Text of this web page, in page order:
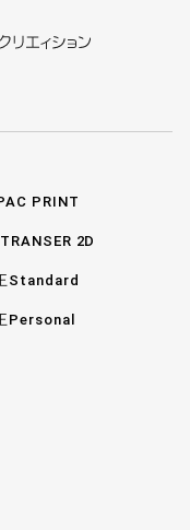
PRINT
2D
Standard
Personal